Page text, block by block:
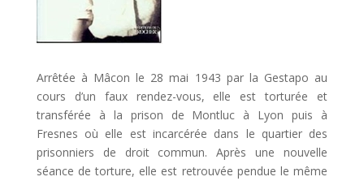
Arrêtée à Mâcon le 28 mai 1943 par la Gestapo au
cours d’un faux rendez-vous, elle est torturée et
transférée à la prison de Montluc à Lyon puis à
Fresnes où elle est incarcérée dans le quartier des
prisonniers de droit commun. Après une nouvelle
séance de torture, elle est retrouvée pendue le même